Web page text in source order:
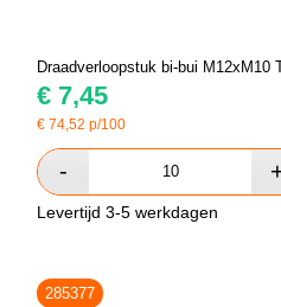
Draadverloopstuk bi-bui M12xM10
€ 7,45
€74,52 p/100
Levertijd 3-5 werkdagen
285377